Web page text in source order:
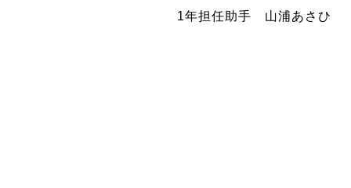
1年担任助手 山浦あさひ